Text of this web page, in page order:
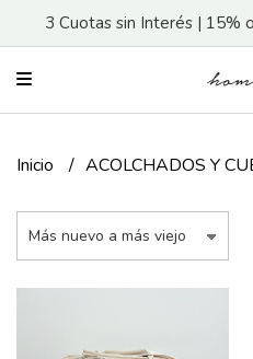
3 Cuotas sin Interés | 15%
Inicio ACOLCHADOS Y